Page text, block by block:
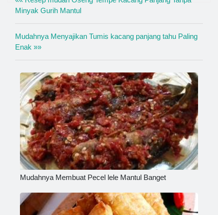
Minyak Gurih Mantul
Mudahnya Menyajikan Tumis kacang panjang tahu Paling
Enak »»
Mudahnya Membuat Pecel lele Mantul Banget